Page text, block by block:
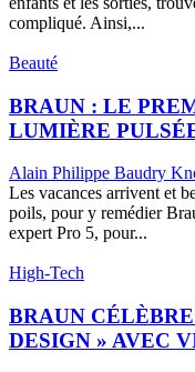
compliqué. Ainsi,...
Beauté
BRAUN : LE
LUMIÈRE
Alain Philippe Baudry
Les vacances arrivent et
poils, pour y remédier
expert Pro 5, pour...
High-Tech
BRAUN
DESIGN » AVEC